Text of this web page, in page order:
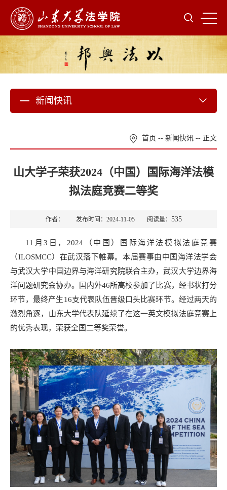
新闻快讯
首页 -- 新闻快讯 -- 正文
山大学子荣获2024（中国）国际海洋法模
拟法庭竞赛二等奖
作者： 发布时间：2024-11-05 阅读量： 535
11月3日，2024（中国）国际海洋法模拟法庭竞赛
（ILOSMCC）在武汉落下帷幕。本届赛事由中国海洋法学会
与武汉大学中国边界与海洋研究院联合主办，武汉大学边界海
洋问题研究会协办。国内外46所高校参加了比赛，经书状打分
环节，最终产生16支代表队伍晋级口头比赛环节。经过两天的
激烈角逐，山东大学代表队延续了在这一英文模拟法庭竞赛上
的优秀表现，荣获全国二等奖荣誉。